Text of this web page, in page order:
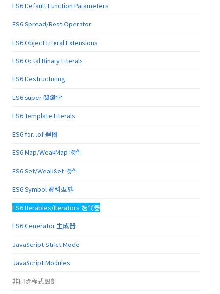
ES6 Default Function Parameters
ES6 Spread/Rest Operator
ES6 Object Literal Extensions
ES6 Octal Binary Literals
ES6 Destructuring
ES6 super 關鍵字
ES6 Template Literals
ES6 for...of 迴圈
ES6 Map/WeakMap 物件
ES6 Set/WeakSet 物件
ES6 Symbol 資料型態
ES6 Iterables/Iterators 迭代器
ES6 Generator 生成器
JavaScript Strict Mode
JavaScript Modules
非同步程式設計